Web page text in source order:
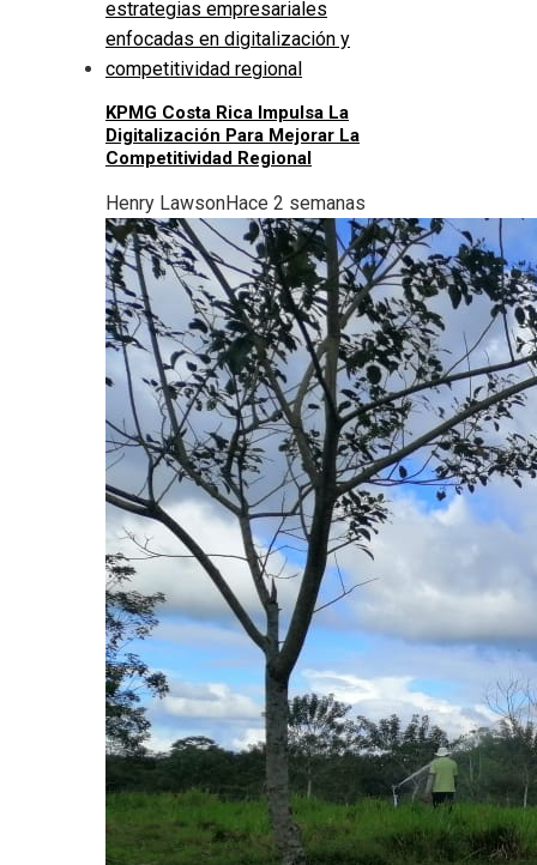
KPMG Costa Rica Impulsa La
Digitalización Para Mejorar La
Competitividad Regional
Henry LawsonHace 2 semanas